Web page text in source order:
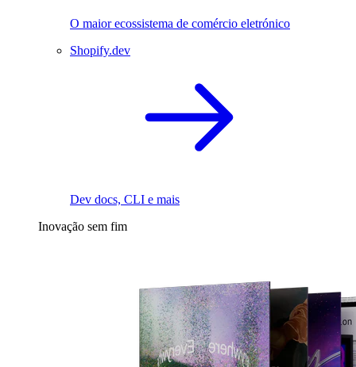
O maior ecossistema de comércio eletrónico
Shopify.dev
Dev docs, CLI e mais
Inovação sem fim